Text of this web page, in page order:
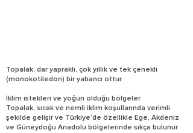
Topalak, dar yapraklı, çok yıllık ve tek çenekli
(monokotiledon) bir yabancı ottur.
İklim istekleri ve yoğun olduğu bölgeler
Topalak, sıcak ve nemli iklim koşullarında verimli
şekilde gelişir ve Türkiye’de özellikle Ege, Akdeniz
ve Güneydoğu Anadolu bölgelerinde sıkça bulunur.